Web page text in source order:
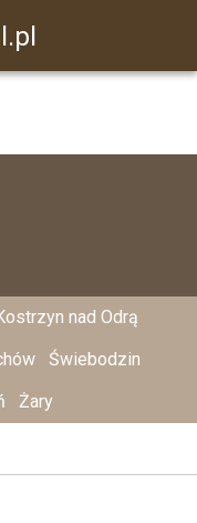
nad Odrą
Świebodzin
Żary